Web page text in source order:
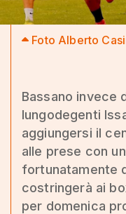
Foto Alberto
Bassano invece
lungodegenti
aggiungersi il
alle prese con
fortunatamente
costringerà ai
per domenica